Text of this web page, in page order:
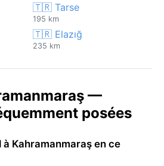
🇹🇷 Tarse
195 km
🇹🇷 Elazığ
235 km
—
posées
Kahramanmaraş en ce